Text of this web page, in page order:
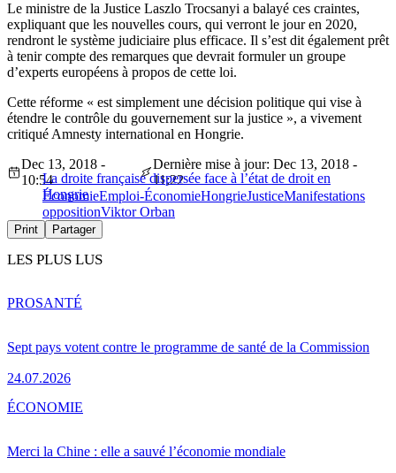
Le ministre de la Justice Laszlo Trocsanyi a balayé ces craintes,
expliquant que les nouvelles cours, qui verront le jour en 2020,
rendront le système judiciaire plus efficace. Il s’est dit également prêt
à tenir compte des remarques que devrait formuler un groupe
d’experts européens à propos de cette loi.
Cette réforme « est simplement une décision politique qui vise à
étendre le contrôle du gouvernement sur la justice », a vivement
critiqué Amnesty international en Hongrie.
La droite française dispersée face à l’état de droit en
Hongrie
Dec 13, 2018 -
10:54
Dernière mise à jour: Dec 13, 2018 -
11:22
ÉconomieEmploi-ÉconomieHongrieJusticeManifestations
oppositionViktor Orban
Print Partager
LES PLUS LUS
Sept pays votent contre le programme de santé de la Commission
24.07.2026
PROSANTÉ
Merci la Chine : elle a sauvé l’économie mondiale
ÉCONOMIE